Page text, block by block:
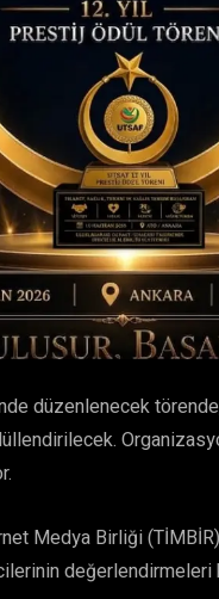
düzenlenecek
Medya Birliği
değerlendirmeleri